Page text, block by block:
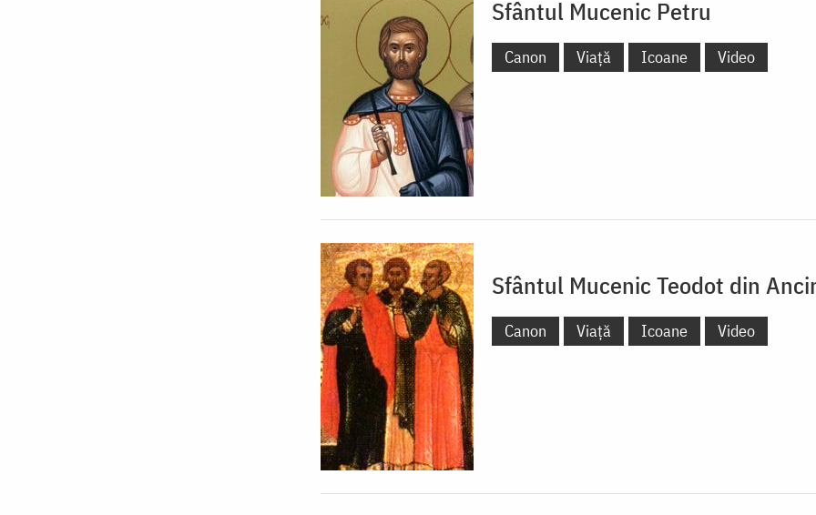
Sfântul Mucenic Petru
Canon Viață Icoane Video
Sfântul Mucenic Teodot din
Canon Viață Icoane Video